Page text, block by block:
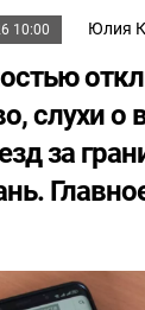
10:00 Юлия
слухи о
за